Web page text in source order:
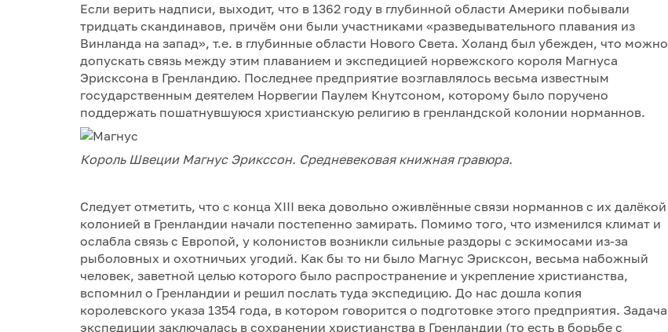
Если верить надписи, выходит, что в 1362 году в глубинной области Америки побывали
тридцать скандинавов, причём они были участниками «разведывательного плавания из
Винланда на запад», т.е. в глубинные области Нового Света. Холанд был убежден, что можно
допускать связь между этим плаванием и экспедицией норвежского короля Магнуса
Эрисксона в Гренландию. Последнее предприятие возглавлялось весьма известным
государственным деятелем Норвегии Паулем Кнутсоном, которому было поручено
поддержать пошатнувшуюся христианскую религию в гренландской колонии норманнов.
Король Швеции Магнус Эрикссон. Средневековая книжная гравюра.
Следует отметить, что с конца XIII века довольно оживлённые связи норманнов с их далёкой
колонией в Гренландии начали постепенно замирать. Помимо того, что изменился климат и
ослабла связь с Европой, у колонистов возникли сильные раздоры с эскимосами из-за
рыболовных и охотничьих угодий. Как бы то ни было Магнус Эрисксон, весьма набожный
человек, заветной целью которого было распространение и укрепление христианства,
вспомнил о Гренландии и решил послать туда экспедицию. До нас дошла копия
королевского указа 1354 года, в котором говорится о подготовке этого предприятия. Задача
экспедиции заключалась в сохранении христианства в Гренландии (то есть в борьбе с